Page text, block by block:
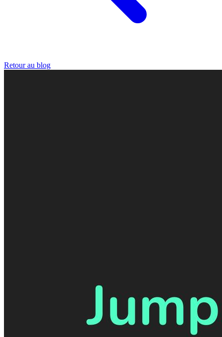
Retour au blog